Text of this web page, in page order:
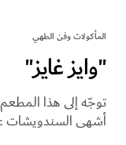
وفن الطهي
غايز"
إلى هذا المطعم
السندويشات على